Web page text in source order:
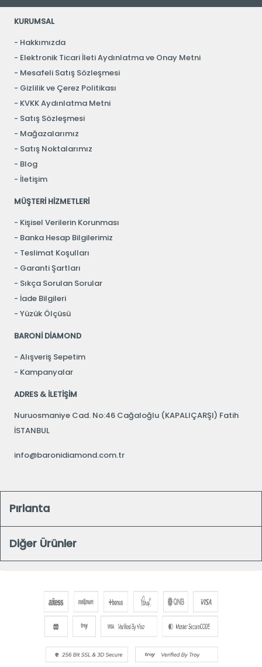
KURUMSAL
Hakkımızda
Elektronik Ticari İleti Aydınlatma ve Onay Metni
Mesafeli Satış Sözleşmesi
Gizlilik ve Çerez Politikası
KVKK Aydınlatma Metni
Satış Sözleşmesi
Mağazalarımız
Satış Noktalarımız
Blog
İletişim
MÜŞTERİ HİZMETLERİ
Kişisel Verilerin Korunması
Banka Hesap Bilgilerimiz
Teslimat Koşulları
Garanti Şartları
Sıkça Sorulan Sorular
İade Bilgileri
Yüzük Ölçüsü
BARONİ DİAMOND
Alışveriş Sepetim
Kampanyalar
ADRES & İLETİŞİM
Nuruosmaniye Cad. No:46 Cağaloğlu (KAPALIÇARŞI) Fatih
İSTANBUL
info@baronidiamond.com.tr
Pırlanta
Diğer Ürünler